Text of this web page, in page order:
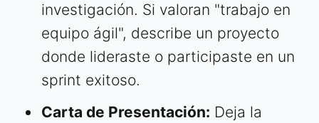
investigación. Si valoran "trabajo en
equipo ágil", describe un proyecto
donde lideraste o participaste en un
sprint exitoso.
Carta de Presentación: Deja la